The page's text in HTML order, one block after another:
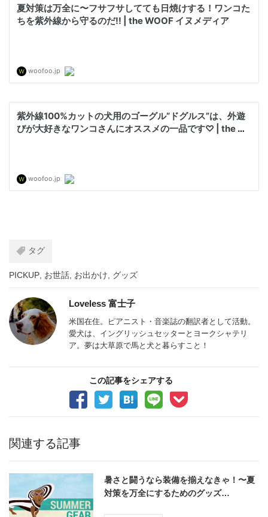
タグ
PICKUP, お世話, お出かけ, グッズ
Loveless 富士子
米国在住。ピアニスト・音楽誌の翻訳者として活動。
愛犬は、イングリッシュセッターとヨークシャテリ
ア。夢は大草原で馬と犬と暮らすこと！
この記事をシェアする
関連する記事
暑さと闘うなら装備を揃えなきゃ！〜夏
対策を万全にするためのグッズ…